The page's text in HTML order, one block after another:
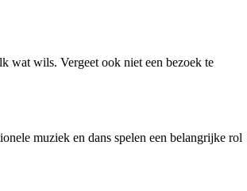
wat wils. Vergeet ook niet een bezoek te
muziek en dans spelen een belangrijke rol